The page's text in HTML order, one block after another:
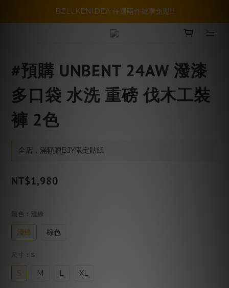
暑假活動登場!! SBG套裝超級優惠價，兩套以上再享免運哦!!
BELLKENIDEA 任選兩件就享免運!!!
暑假活動登場!! SBG套裝超級優惠價，兩套以上再享免運哦!!
#預購 UNBENT 24AW 潑漆
多口袋 水洗 重磅 伐木工裝
褲 2色
全店，滿額贈BJY限定貼紙
NT$1,980
: 淺綠
淺綠 棕色
: S
S M L XL